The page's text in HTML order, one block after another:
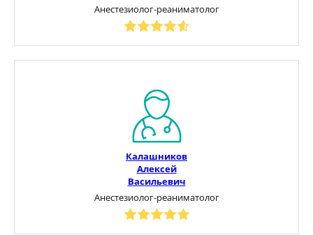
Анестезиолог-реаниматолог
Калашников
Алексей
Васильевич
Анестезиолог-реаниматолог